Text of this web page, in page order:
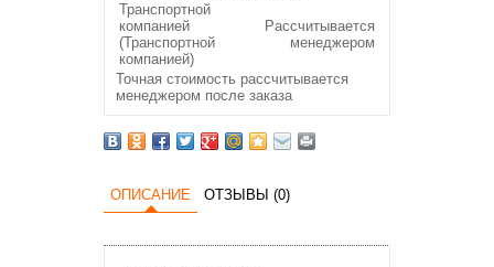
Транспортной
компанией
(Транспортной
компанией)
Рассчитывается
менеджером
Точная стоимость рассчитывается
менеджером после заказа
ОПИСАНИЕ ОТЗЫВЫ (0)